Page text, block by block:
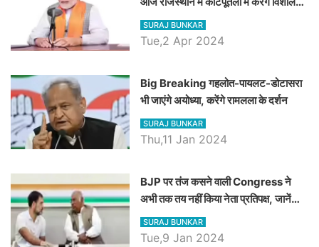
रैली, एक सभा से 8 सीटों पर साधेगें निशाना
SURAJ BUNKAR
Tue,2 Apr 2024
Big Breaking गहलोत-पायलट-डोटासरा
भी जाएंगे अयोध्या, करेंगे रामलला के दर्शन
SURAJ BUNKAR
Thu,11 Jan 2024
BJP पर तंज कसने वाली Congress ने
अभी तक तय नहीं किया नेता प्रतिपक्ष, जानें
कौन होगा दावेदार
SURAJ BUNKAR
Tue,9 Jan 2024